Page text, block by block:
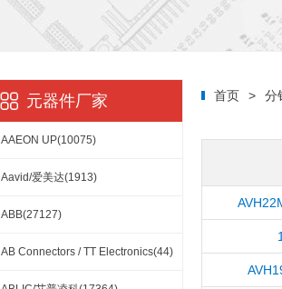
元器件厂家
AAEON UP(10075)
Aavid/爱美达(1913)
ABB(27127)
AB Connectors / TT Electronics(44)
首页 > 分